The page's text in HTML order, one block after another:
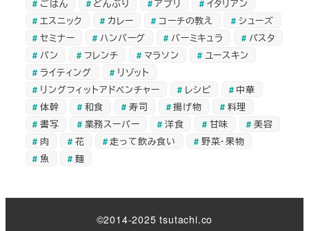
ごはん
どんぶり アプリ
イタリアン
エスニック
カレー コーチの教え
シューズ
セミナー
ハンバーグ バーミキュラ
パスタ
パン
フレンチ マラソン
ユースキン
ライティング
リゾット
リングフィットアドベンチャー
レシピ
中華
体幹
和食 寿司 揚げ物
料理
書写
業務スーパー 洋食 甘味
美容
肉
花 走って飲み食い
野菜・果物
魚
麺
©2014-2025 tsutachi.co